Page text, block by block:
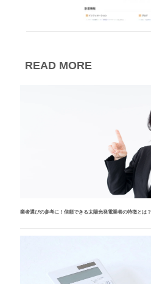
READ MORE
業者選びの参考に！信頼できる太陽光発電業者の特徴とは？